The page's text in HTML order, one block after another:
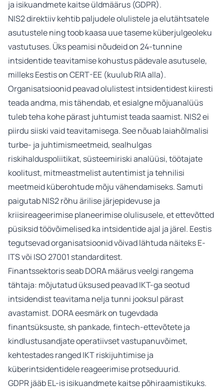
ja isikuandmete kaitse üldmäärus (GDPR).
NIS2 direktiiv kehtib paljudele olulistele ja elutähtsatele
asutustele ning toob kaasa uue taseme küberjulgeoleku
vastutuses. Üks peamisi nõudeid on 24-tunnine
intsidentide teavitamise kohustus pädevale asutusele,
milleks Eestis on CERT-EE (kuulub RIA alla).
Organisatsioonid peavad olulistest intsidentidest kiiresti
teada andma, mis tähendab, et esialgne mõjuanalüüs
tuleb teha kohe pärast juhtumist teada saamist. NIS2 ei
piirdu siiski vaid teavitamisega. See nõuab laiahõlmalisi
turbe- ja juhtimismeetmeid, sealhulgas
riskihalduspoliitikat, süsteemiriski analüüsi, töötajate
koolitust, mitmeastmelist autentimist ja tehnilisi
meetmeid küberohtude mõju vähendamiseks. Samuti
paigutab NIS2 rõhu ärilise järjepidevuse ja
kriisireageerimise planeerimise olulisusele, et ettevõtted
püsiksid töövõimelised ka intsidentide ajal ja järel. Eestis
tegutsevad organisatsioonid võivad lähtuda näiteks E-
ITS või ISO 27001 standarditest.
Finantssektoris seab DORA määrus veelgi rangema
tähtaja: mõjutatud üksused peavad IKT-ga seotud
intsidendist teavitama nelja tunni jooksul pärast
avastamist. DORA eesmärk on tugevdada
finantsüksuste, sh pankade, fintech-ettevõtete ja
kindlustusandjate operatiivset vastupanuvõimet,
kehtestades ranged IKT riskijuhtimise ja
küberintsidentidele reageerimise protseduurid.
GDPR jääb EL-is isikuandmete kaitse põhiraamistikuks.